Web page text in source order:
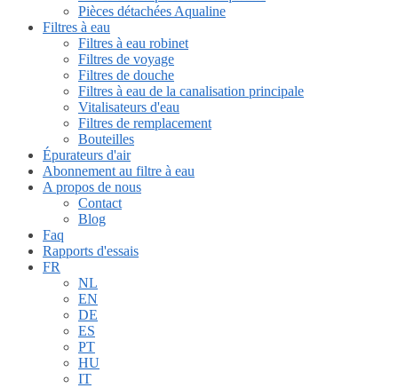
Pièces détachées Aqualine
Filtres à eau
Filtres à eau robinet
Filtres de voyage
Filtres de douche
Filtres à eau de la canalisation principale
Vitalisateurs d'eau
Filtres de remplacement
Bouteilles
Épurateurs d'air
Abonnement au filtre à eau
A propos de nous
Contact
Blog
Faq
Rapports d'essais
FR
NL
EN
DE
ES
PT
HU
IT